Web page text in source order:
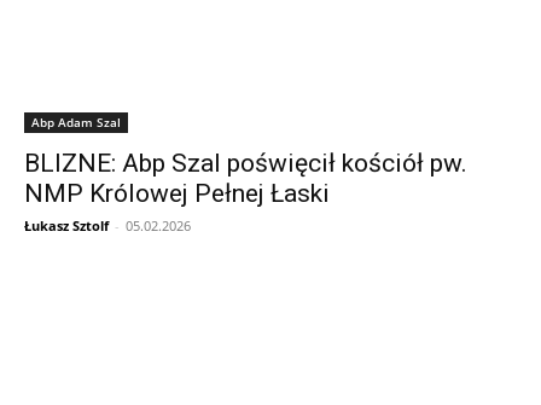
Abp Adam Szal
BLIZNE: Abp Szal poświęcił kościół pw.
NMP Królowej Pełnej Łaski
Łukasz Sztolf - 05.02.2026